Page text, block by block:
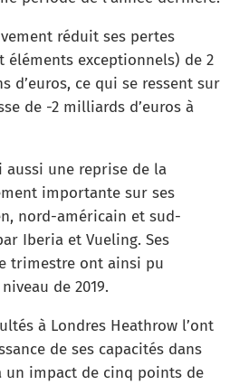
réduit ses pertes
éléments exceptionnels) de 2
d’euros, ce qui se ressent sur
de -2 milliards d’euros à
aussi une reprise de la
importante sur ses
nord-américain et sud-
Iberia et Vueling. Ses
trimestre ont ainsi pu
de 2019.
à Londres Heathrow l’ont
de ses capacités dans
un impact de cinq points de